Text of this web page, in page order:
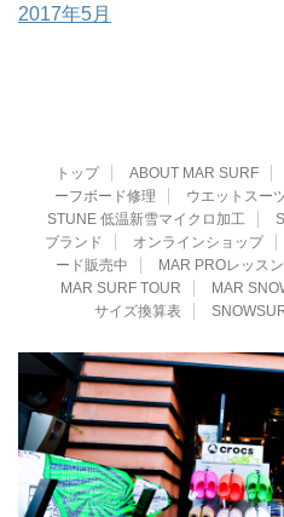
2017年5月
トップ ABOUT MAR SURF
ーフボード修理
ウエットスー
STUNE 低温新雪マイクロ加工
ブランド
オンラインショップ
ード販売中
MAR PROレッスン
MAR SURF TOUR
MAR
サイズ換算表